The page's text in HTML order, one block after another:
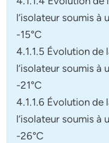
l’isolateur soumis à
-15°C
4.1.1.5 Évolution
l’isolateur soumis à
-21°C
4.1.1.6 Évolution
l’isolateur soumis à
-26°C